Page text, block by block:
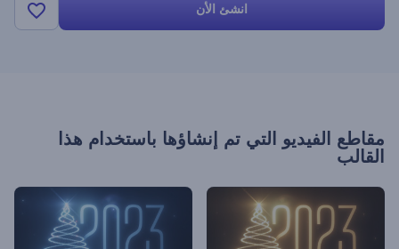
انشئ الأن
مقاطع الفيديو التي تم إنشاؤها باستخدام هذا
القالب